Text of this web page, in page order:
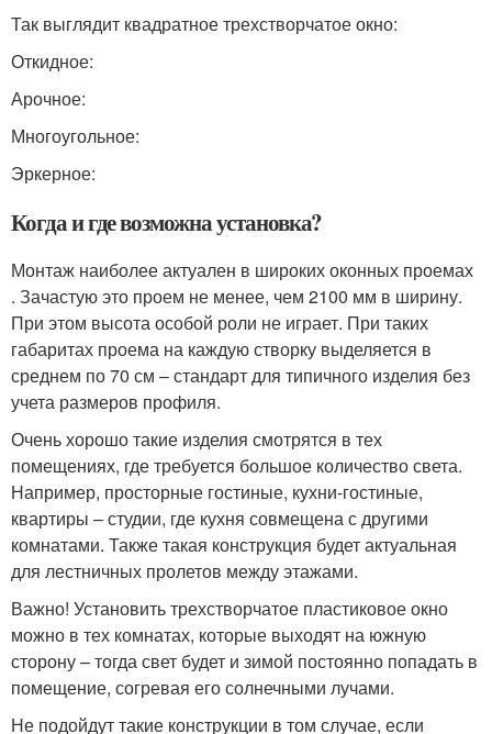
Так выглядит квадратное трехстворчатое окно:
Откидное:
Арочное:
Многоугольное:
Эркерное:
Когда и где возможна установка?
Монтаж наиболее актуален в широких оконных проемах
. Зачастую это проем не менее, чем 2100 мм в ширину.
При этом высота особой роли не играет. При таких
габаритах проема на каждую створку выделяется в
среднем по 70 см – стандарт для типичного изделия без
учета размеров профиля.
Очень хорошо такие изделия смотрятся в тех
помещениях, где требуется большое количество света.
Например, просторные гостиные, кухни-гостиные,
квартиры – студии, где кухня совмещена с другими
комнатами. Также такая конструкция будет актуальная
для лестничных пролетов между этажами.
Важно! Установить трехстворчатое пластиковое окно
можно в тех комнатах, которые выходят на южную
сторону – тогда свет будет и зимой постоянно попадать в
помещение, согревая его солнечными лучами.
Не подойдут такие конструкции в том случае, если